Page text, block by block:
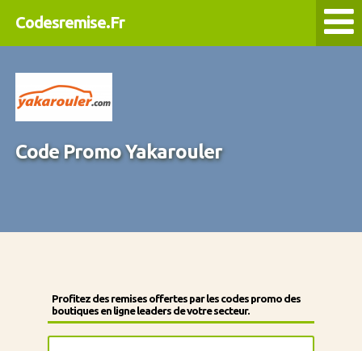
Codesremise.Fr
Code Promo Yakarouler
Profitez des remises offertes par les codes promo des
boutiques en ligne leaders de votre secteur.